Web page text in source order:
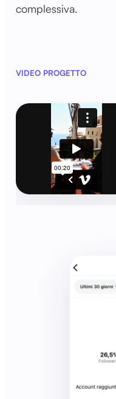
complessiva.
VIDEO PROGETTO